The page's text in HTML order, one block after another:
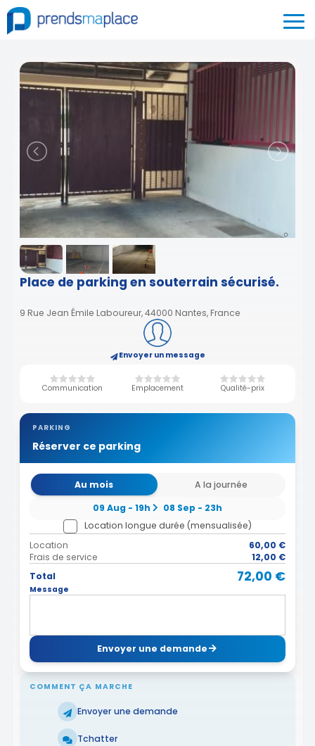
Place de parking en souterrain sécurisé.
9 Rue Jean Émile Laboureur, 44000 Nantes, France
Envoyer un message
Communication Emplacement Qualité-prix
PARKING
Réserver ce parking
Au mois
A la journée
09 Aug - 19h
08 Sep - 23h
Location longue durée (mensualisée)
Location
60,00 €
Frais de service
12,00 €
Total
72,00 €
Message
Envoyer une demande
COMMENT ÇA MARCHE
Envoyer une demande
Tchatter